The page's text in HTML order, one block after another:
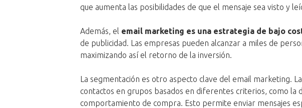
que aumenta las posibilidades de que el mensaje sea visto y
Además, el email marketing es una estrategia de bajo
de publicidad. Las empresas pueden alcanzar a miles de
maximizando así el retorno de la inversión.
La segmentación es otro aspecto clave del email marketing.
contactos en grupos basados en diferentes criterios, como la
comportamiento de compra. Esto permite enviar mensajes